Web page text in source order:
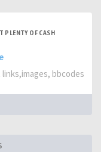
PLENTY OF CASH
bbcodes